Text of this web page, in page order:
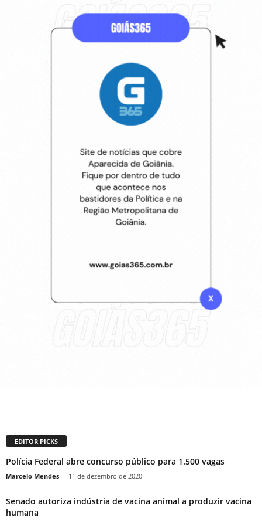
EDITOR PICKS
Polícia Federal abre concurso público para 1.500 vagas
Marcelo Mendes - 11 de dezembro de 2020
Senado autoriza indústria de vacina animal a produzir vacina
humana